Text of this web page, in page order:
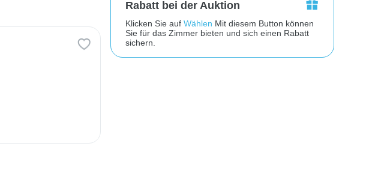
Rabatt bei der Auktion
Klicken Sie aufWählen Mit diesem Button können
Sie für das Zimmer bieten und sich einen Rabatt
sichern.